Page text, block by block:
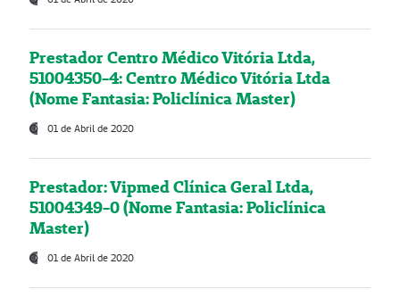
Prestador Centro Médico Vitória Ltda,
51004350-4: Centro Médico Vitória Ltda
(Nome Fantasia: Policlínica Master)
01 de Abril de 2020
Prestador: Vipmed Clínica Geral Ltda,
51004349-0 (Nome Fantasia: Policlínica
Master)
01 de Abril de 2020